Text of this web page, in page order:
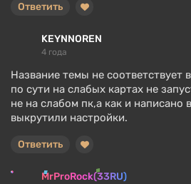
Ответить
KEYNNOREN
4 года
Название темы не соответствует
по сути на слабых картах не
не на слабом пк,а как и написано
выкрутили настройки.
Ответить
MrProRock(33RU)